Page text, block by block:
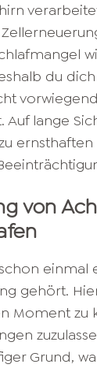
du
lange
ernsthaften
von
einmal
gehört.
Moment zu
Grund,